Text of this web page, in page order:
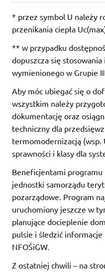
* przez symbol U należy
przenikania ciepła
** w przypadku
dopuszcza się stosowania
wymienionego w Grupie
Aby móc ubiegać się o
wszystkim należy
dokumentację oraz
techniczny dla
termomodernizacją
sprawności i klasy dla
Beneficjentami programu
jednostki samorządu
pozarządowe. Program
uruchomiony jeszcze w
planujące docieplenie
pulsie i śledzić
NFOŚiGW.
Z ostatniej chwili – na